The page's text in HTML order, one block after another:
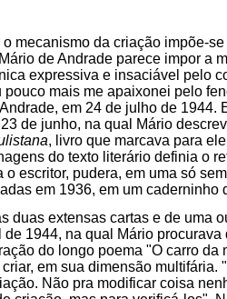
mecanismo da criação impõe-
de Andrade parece impor a
expressiva e insaciável pelo
mais me apaixonei pelo
em 24 de julho de 1944.
de junho, na qual Mário
, livro que marcava para
do texto literário definia o
escritor, pudera, em uma só
em 1936, em um caderninho
duas extensas cartas e de uma
de 1944, na qual Mário
do longo poema "O carro
em sua dimensão
Não pra modificar coisa